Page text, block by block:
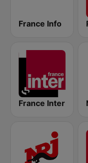
France Info
France Inter